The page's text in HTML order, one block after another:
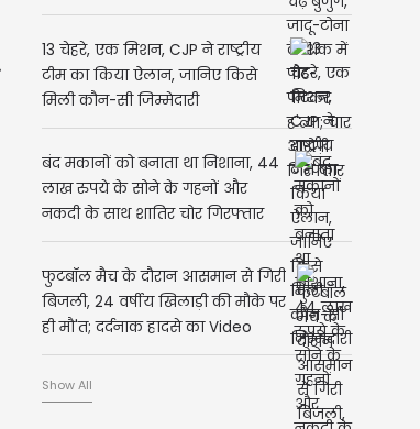
13 चेहरे, एक मिशन, CJP ने राष्ट्रीय
टीम का किया ऐलान, जानिए किसे
मिली कौन-सी जिम्मेदारी
बंद मकानों को बनाता था निशाना, 44
लाख रुपये के सोने के गहनों और
नकदी के साथ शातिर चोर गिरफ्तार
फुटबॉल मैच के दौरान आसमान से गिरी
बिजली, 24 वर्षीय खिलाड़ी की मौके पर
ही मौ'त; दर्दनाक हादसे का Video
वायरल
Show All